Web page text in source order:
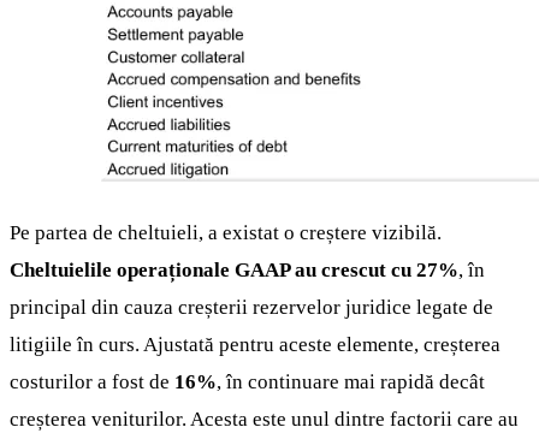
Pe partea de cheltuieli, a existat o creștere vizibilă.
Cheltuielile operaționale GAAP au crescut cu 27%, în
principal din cauza creșterii rezervelor juridice legate de
litigiile în curs. Ajustată pentru aceste elemente, creșterea
costurilor a fost de 16%, în continuare mai rapidă decât
creșterea veniturilor. Acesta este unul dintre factorii care au